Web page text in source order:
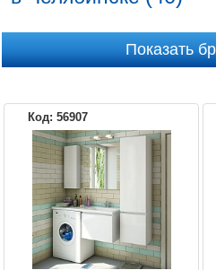
AQUANET
COMFORTY
SANVIT
Показать
Код: 56907